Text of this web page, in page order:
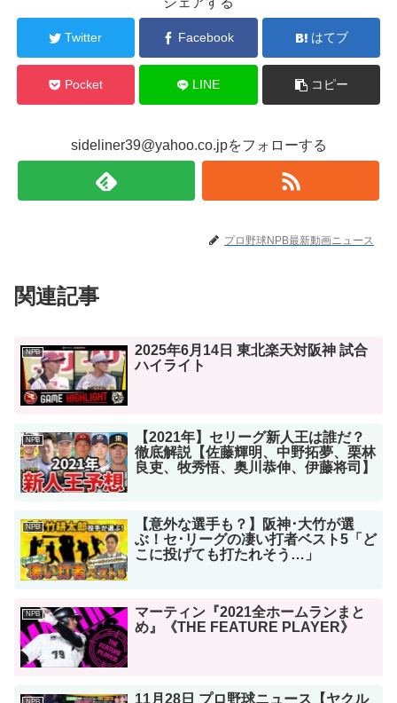
Twitter Facebook はてブ
Pocket LINE コピー
sideliner39@yahoo.co.jpをフォローする
プロ野球NPB最新動画ニュース
関連記事
NPB
2025年6月14日 東北楽天対阪神 試合
ハイライト
NPB
【2021年】セリーグ新人王は誰だ？
徹底解説【佐藤輝明、中野拓夢、栗林
良吏、牧秀悟、奥川恭伸、伊藤将司】
NPB
【意外な選手も？】阪神･大竹が選
ぶ！セ･リーグの凄い打者ベスト5「ど
こに投げても打たれそう…」
NPB
マーティン『2021全ホームランまと
め』《THE FEATURE PLAYER》
NPB 11月28日 プロ野球ニュース【ヤクル